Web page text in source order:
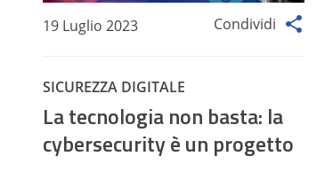
19 Luglio 2023 Condividi
SICUREZZA DIGITALE
La tecnologia non basta: la
cybersecurity è un progetto